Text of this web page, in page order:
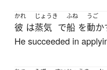
かれ
彼 は
じょうき
蒸気 で
ふね
船 を
うご
動か
He succeeded in